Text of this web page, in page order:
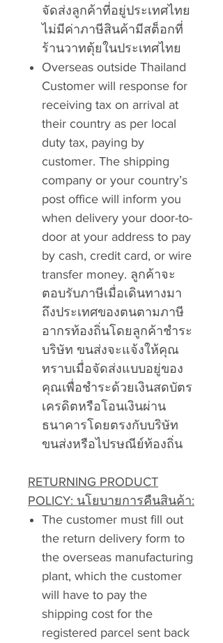
จัดส่งลูกค้าที่อยู่ประเทศไทย
ไม่มีค่าภาษีสินค้ามีสต็อกที่
ร้านวาทตุ้ยในประเทศไทย
Overseas outside Thailand
Customer will response for
receiving tax on arrival at
their country as per local
duty tax, paying by
customer. The shipping
company or your country’s
post office will inform you
when delivery your door-to-
door at your address to pay
by cash, credit card, or wire
transfer money. ลูกค้าจะ
ตอบรับภาษีเมื่อเดินทางมา
ถึงประเทศของตนตามภาษี
อากรท้องถิ่นโดยลูกค้าชำระ
บริษัท ขนส่งจะแจ้งให้คุณ
ทราบเมื่อจัดส่งแบบอยู่ของ
คุณเพื่อชำระด้วยเงินสดบัตร
เครดิตหรือโอนเงินผ่าน
ธนาคารโดยตรงกับบริษัท
ขนส่งหรือไปรษณีย์ท้องถิ่น
RETURNING PRODUCT
POLICY: นโยบายการคืนสินค้า:
The customer must fill out
the return delivery form to
the overseas manufacturing
plant, which the customer
will have to pay the
shipping cost for the
registered parcel sent back